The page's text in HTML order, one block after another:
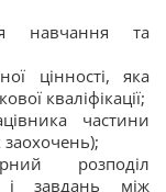
навчання та
цінності, яка
кваліфікації;
частини
розподіл
і завдань між